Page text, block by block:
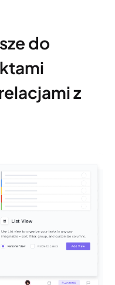
do
z